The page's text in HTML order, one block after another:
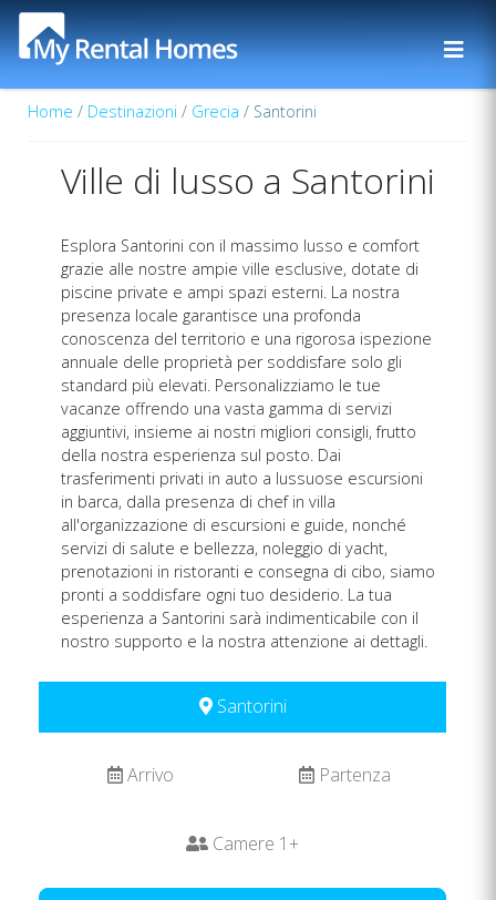
Home / Destinazioni / Grecia / Santorini
Ville di lusso a Santorini
Esplora Santorini con il massimo lusso e comfort
grazie alle nostre ampie ville esclusive, dotate di
piscine private e ampi spazi esterni. La nostra
presenza locale garantisce una profonda
conoscenza del territorio e una rigorosa ispezione
annuale delle proprietà per soddisfare solo gli
standard più elevati. Personalizziamo le tue
vacanze offrendo una vasta gamma di servizi
aggiuntivi, insieme ai nostri migliori consigli, frutto
della nostra esperienza sul posto. Dai
trasferimenti privati in auto a lussuose escursioni
in barca, dalla presenza di chef in villa
all'organizzazione di escursioni e guide, nonché
servizi di salute e bellezza, noleggio di yacht,
prenotazioni in ristoranti e consegna di cibo, siamo
pronti a soddisfare ogni tuo desiderio. La tua
esperienza a Santorini sarà indimenticabile con il
nostro supporto e la nostra attenzione ai dettagli.
Santorini
Arrivo Partenza
Camere 1+